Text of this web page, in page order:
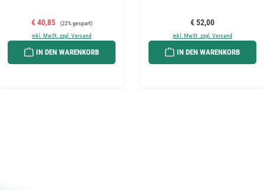
Verkaufspreis:
€ 40,85 Regulärer Preis:
(22% gespart)
inkl. MwSt. zzgl. Versand
IN DEN WARENKORB
Regulärer Preis:
€ 52,00
inkl. MwSt. zzgl. Versand
IN DEN WARENKORB